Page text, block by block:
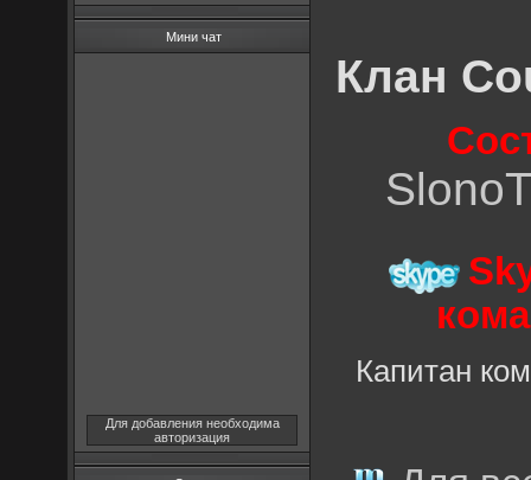
Мини чат
Для добавления необходима
авторизация
Клан
Капитан